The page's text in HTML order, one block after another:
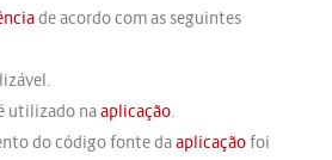
de acordo com as seguintes
utilizado naaplicação.
do código fonte daaplicaçãofoi